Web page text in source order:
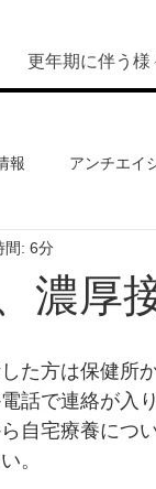
更年期に伴う様
報 アンチエイ
濃厚
間: 6分
た方は保健所
話で連絡が入り
自宅療養につ
。